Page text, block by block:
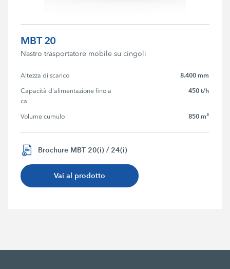
MBT 20
Nastro trasportatore mobile su cingoli
Altezza di scarico 8.400 mm
Capacità d'alimentazione fino a
ca.
450 t/h
Volume cumulo 850 m³
Brochure MBT 20(i) / 24(i)
Vai al prodotto